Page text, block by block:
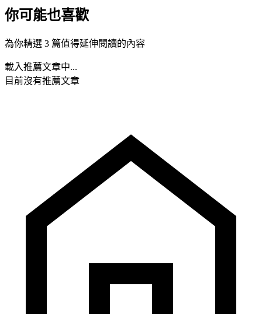
你可能也喜歡
為你精選 3 篇值得延伸閱讀的內容
載入推薦文章中...
目前沒有推薦文章